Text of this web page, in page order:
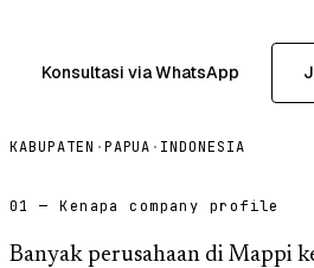
Konsultasi via WhatsApp
KABUPATEN ·PAPUA · INDONESIA
01 — Kenapa company profile
Banyak perusahaan di Mappi